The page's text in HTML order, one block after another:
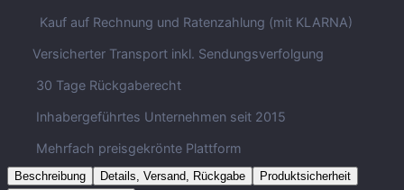
Kauf auf Rechnung und Ratenzahlung (mit KLARNA)
Versicherter Transport inkl. Sendungsverfolgung
30 Tage Rückgaberecht
Inhabergeführtes Unternehmen seit 2015
Mehrfach preisgekrönte Plattform
Beschreibung Details, Versand, Rückgabe
Produktsicherheit